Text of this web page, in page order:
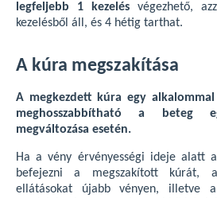
legfeljebb 1 kezelés végezhető,
kezelésből áll, és 4 hétig tarthat.
A kúra megszakítása
A megkezdett kúra egy
meghosszabbítható a beteg
megváltozása esetén.
Ha a vény érvényességi ideje alatt
befejezni a megszakított kúrát,
ellátásokat újabb vényen, illetve